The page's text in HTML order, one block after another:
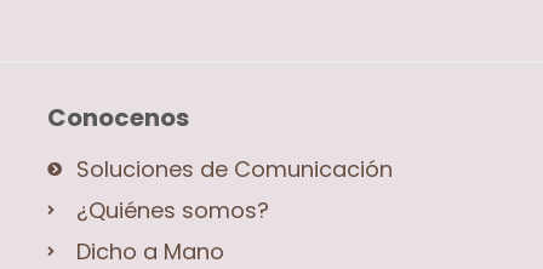
Conocenos
Soluciones de Comunicación
¿Quiénes somos?
Dicho a Mano